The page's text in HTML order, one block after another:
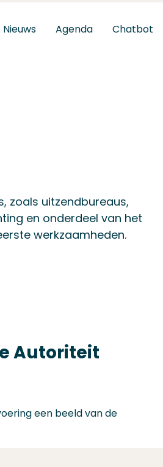
Nieuws Agenda Chatbot
zoals uitzendbureaus,
en onderdeel van het
werkzaamheden.
Autoriteit
een beeld van de